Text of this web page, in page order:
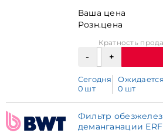
Ваша цена
Розн.цена
Кратность
Сегодня
0 шт
Ожидается
0 шт
Фильтр
деманганации ERF